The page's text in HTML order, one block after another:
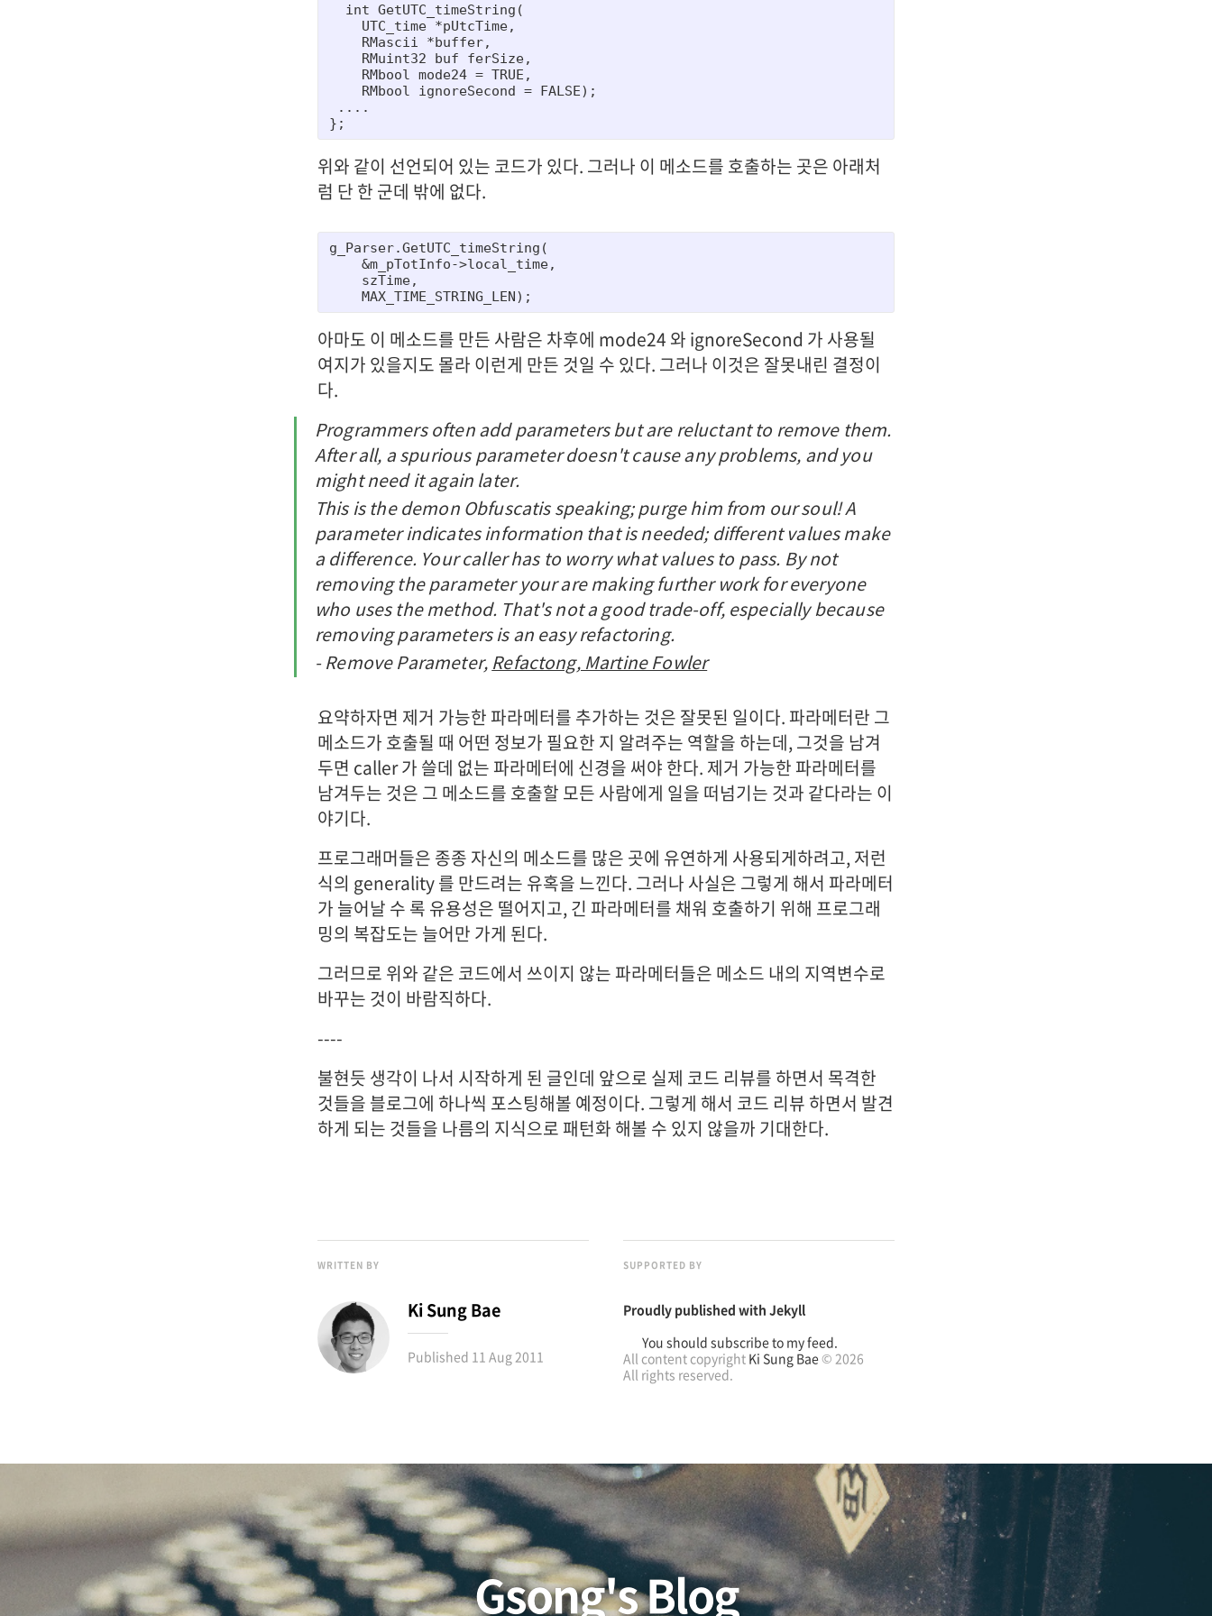
  int GetUTC_timeString(
    UTC_time *pUtcTime,
    RMascii *buffer,
    RMuint32 buf ferSize,
    RMbool mode24 = TRUE,
    RMbool ignoreSecond = FALSE);
....
};
위와 같이 선언되어 있는 코드가 있다. 그러나 이 메소드를 호출하는 곳은 아래처
럼 단 한 군데 밖에 없다.
g_Parser.GetUTC_timeString(
    &m_pTotInfo->local_time,
    szTime,
    MAX_TIME_STRING_LEN);
아마도 이 메소드를 만든 사람은 차후에 mode24 와 ignoreSecond 가 사용될
여지가 있을지도 몰라 이런게 만든 것일 수 있다. 그러나 이것은 잘못내린 결정이
다.
Programmers often add parameters but are reluctant to remove them.
After all, a spurious parameter doesn't cause any problems, and you
might need it again later.
This is the demon Obfuscatis speaking; purge him from our soul! A
parameter indicates information that is needed; different values make
a difference. Your caller has to worry what values to pass. By not
removing the parameter your are making further work for everyone
who uses the method. That's not a good trade-off, especially because
removing parameters is an easy refactoring.
- Remove Parameter, Refactong, Martine Fowler
요약하자면 제거 가능한 파라메터를 추가하는 것은 잘못된 일이다. 파라메터란 그
메소드가 호출될 때 어떤 정보가 필요한 지 알려주는 역할을 하는데, 그것을 남겨
두면 caller 가 쓸데 없는 파라메터에 신경을 써야 한다. 제거 가능한 파라메터를
남겨두는 것은 그 메소드를 호출할 모든 사람에게 일을 떠넘기는 것과 같다라는 이
야기다.
프로그래머들은 종종 자신의 메소드를 많은 곳에 유연하게 사용되게하려고, 저런
식의 generality 를 만드려는 유혹을 느낀다. 그러나 사실은 그렇게 해서 파라메터
가 늘어날 수 록 유용성은 떨어지고, 긴 파라메터를 채워 호출하기 위해 프로그래
밍의 복잡도는 늘어만 가게 된다.
그러므로 위와 같은 코드에서 쓰이지 않는 파라메터들은 메소드 내의 지역변수로
바꾸는 것이 바람직하다.
----
불현듯 생각이 나서 시작하게 된 글인데 앞으로 실제 코드 리뷰를 하면서 목격한
것들을 블로그에 하나씩 포스팅해볼 예정이다. 그렇게 해서 코드 리뷰 하면서 발견
하게 되는 것들을 나름의 지식으로 패턴화 해볼 수 있지 않을까 기대한다.
WRITTEN BY
Ki Sung Bae
Published 11 Aug 2011
SUPPORTED BY
Proudly published withJekyll
You should subscribe to my feed.
All content copyright Ki Sung Bae© 2026
All rights reserved.
Gsong's Blog